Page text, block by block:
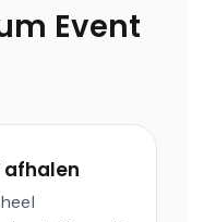
Event
afhalen